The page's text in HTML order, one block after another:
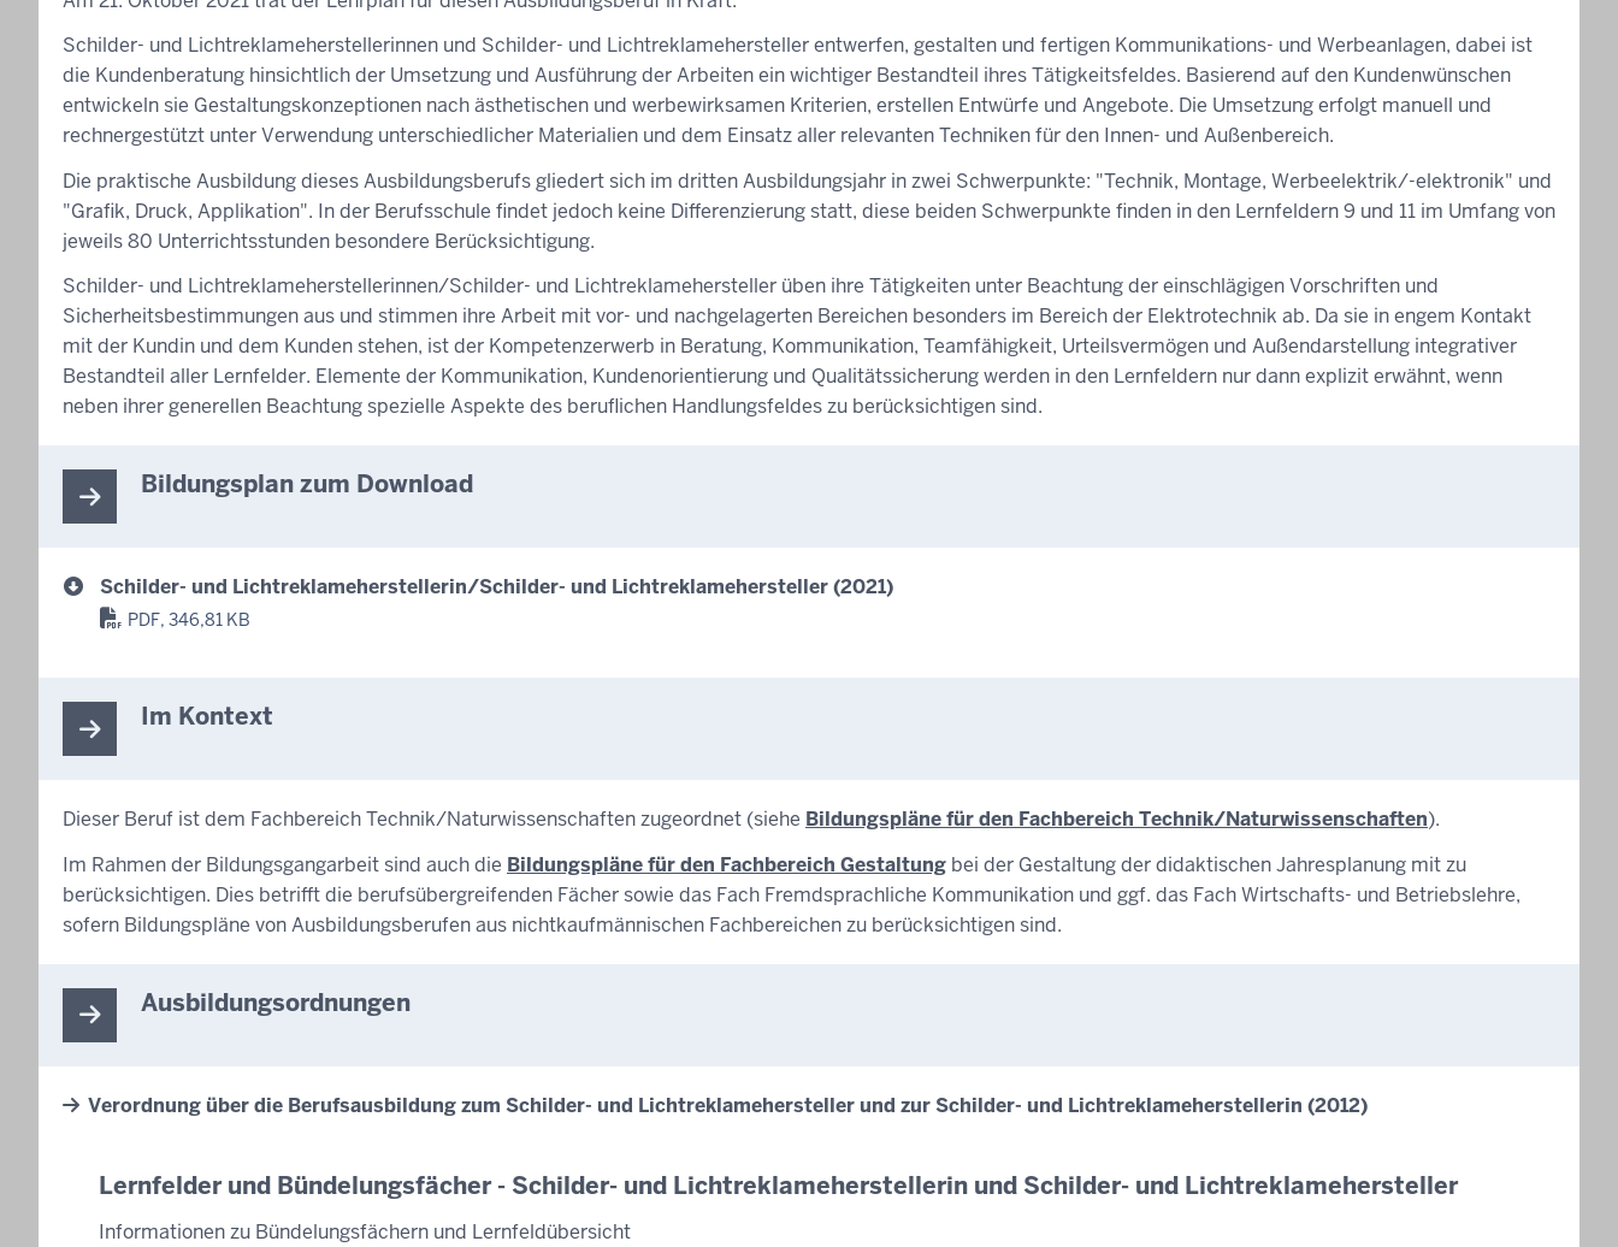
Schilder- und Lichtreklameherstellerinnen und Schilder- und Lichtreklamehersteller entwerfen, gestalten und fertigen Kommunikations- und Werbeanlagen, dabei ist
die Kundenberatung hinsichtlich der Umsetzung und Ausführung der Arbeiten ein wichtiger Bestandteil ihres Tätigkeitsfeldes. Basierend auf den Kundenwünschen
entwickeln sie Gestaltungskonzeptionen nach ästhetischen und werbewirksamen Kriterien, erstellen Entwürfe und Angebote. Die Umsetzung erfolgt manuell und
rechnergestützt unter Verwendung unterschiedlicher Materialien und dem Einsatz aller relevanten Techniken für den Innen- und Außenbereich.
Die praktische Ausbildung dieses Ausbildungsberufs gliedert sich im dritten Ausbildungsjahr in zwei Schwerpunkte: "Technik, Montage, Werbeelektrik/-elektronik" und
"Grafik, Druck, Applikation". In der Berufsschule findet jedoch keine Differenzierung statt, diese beiden Schwerpunkte finden in den Lernfeldern 9 und 11 im Umfang von
jeweils 80 Unterrichtsstunden besondere Berücksichtigung.
Schilder- und Lichtreklameherstellerinnen/Schilder- und Lichtreklamehersteller üben ihre Tätigkeiten unter Beachtung der einschlägigen Vorschriften und
Sicherheitsbestimmungen aus und stimmen ihre Arbeit mit vor- und nachgelagerten Bereichen besonders im Bereich der Elektrotechnik ab. Da sie in engem Kontakt
mit der Kundin und dem Kunden stehen, ist der Kompetenzerwerb in Beratung, Kommunikation, Teamfähigkeit, Urteilsvermögen und Außendarstellung integrativer
Bestandteil aller Lernfelder. Elemente der Kommunikation, Kundenorientierung und Qualitätssicherung werden in den Lernfeldern nur dann explizit erwähnt, wenn
neben ihrer generellen Beachtung spezielle Aspekte des beruflichen Handlungsfeldes zu berücksichtigen sind.
Bildungsplan zum Download
Schilder- und Lichtreklameherstellerin/Schilder- und Lichtreklamehersteller (2021)
PDF, 346,81 KB
Im Kontext
Dieser Beruf ist dem Fachbereich Technik/Naturwissenschaften zugeordnet (siehe Bildungspläne für den Fachbereich Technik/Naturwissenschaften).
Im Rahmen der Bildungsgangarbeit sind auch die Bildungspläne für den Fachbereich Gestaltung bei der Gestaltung der didaktischen Jahresplanung mit zu
berücksichtigen. Dies betrifft die berufsübergreifenden Fächer sowie das Fach Fremdsprachliche Kommunikation und ggf. das Fach Wirtschafts- und Betriebslehre,
sofern Bildungspläne von Ausbildungsberufen aus nichtkaufmännischen Fachbereichen zu berücksichtigen sind.
Ausbildungsordnungen
Verordnung über die Berufsausbildung zum Schilder- und Lichtreklamehersteller und zur Schilder- und Lichtreklameherstellerin (2012)
Lernfelder und Bündelungsfächer - Schilder- und Lichtreklameherstellerin und Schilder- und Lichtreklamehersteller
Informationen zu Bündelungsfächern und Lernfeldübersicht